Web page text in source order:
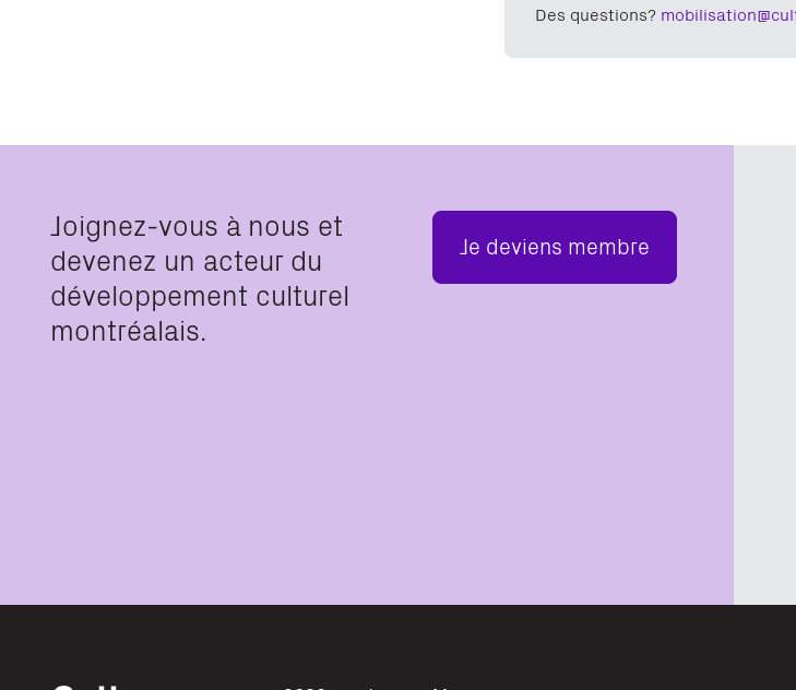
Des questions?
Joignez-vous à nous et
devenez un acteur du
développement culturel
montréalais.
Je deviens membre